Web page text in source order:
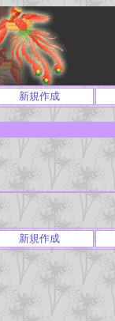
新規作成
新規作成